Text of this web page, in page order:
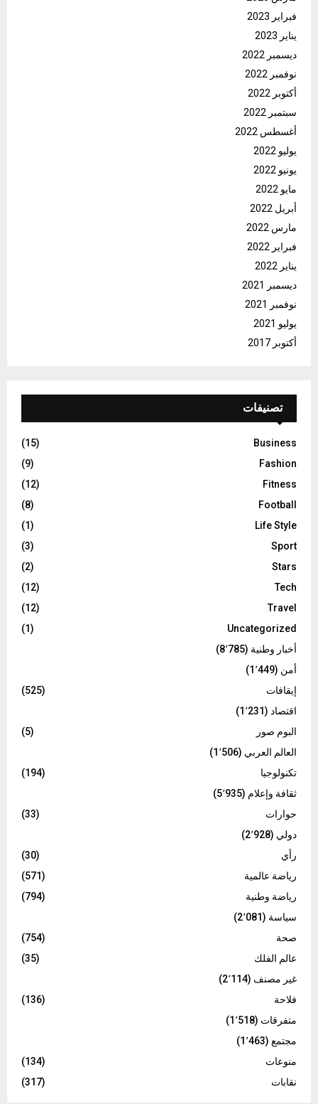
فبراير 2023
يناير 2023
ديسمبر 2022
نوفمبر 2022
أكتوبر 2022
سبتمبر 2022
أغسطس 2022
يوليو 2022
يونيو 2022
مايو 2022
أبريل 2022
مارس 2022
فبراير 2022
يناير 2022
ديسمبر 2021
نوفمبر 2021
يوليو 2021
أكتوبر 2017
تصنيفات
Business
(15)
Fashion
(9)
Fitness
(12)
Football
(8)
Life Style
(1)
Sport
(3)
Stars
(2)
Tech
(12)
Travel
(12)
Uncategorized
(1)
أخبار وطنية (8٬785)
أمن (1٬449)
إيقافات
(525)
اقتصاد (1٬231)
البوم صور
(5)
العالم العربي (1٬506)
تكنولوجيا
(194)
ثقافة وإعلام (5٬935)
حوارات
(33)
دولي (2٬928)
رأي
(30)
رياضة عالمية
(571)
رياضة وطنية
(794)
سياسة (2٬081)
صحة
(754)
عالم الفلك
(35)
غير مصنف (2٬114)
فلاحة
(136)
متفرقات (1٬518)
مجتمع (1٬463)
منوعات
(134)
نقابات
(317)